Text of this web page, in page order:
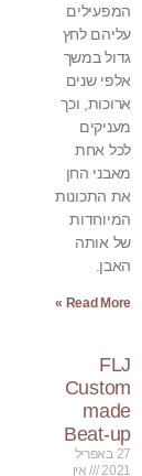
המפעילים
עליהם לחץ
גדול במשך
אלפי שנים
ארוכות, וכך
מעניקים
לכל אחת
מאבני החן
את התכונות
המיוחדות
של אותה
האבן.
Read More »
FLJ
Custom
made
Beat-up
27 באפריל
2021
אין